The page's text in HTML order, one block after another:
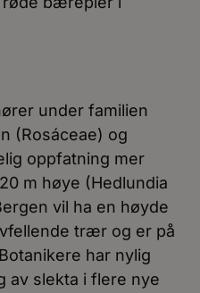
under familien
(Rosáceae) og
oppfatning mer
m høye (Hedlundia
vil ha en høyde
trær og er på
har nylig
av slekta i flere nye